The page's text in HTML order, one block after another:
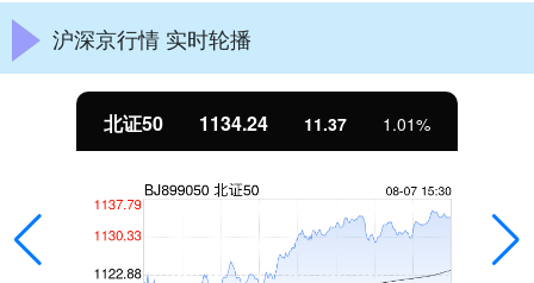
沪深京行情 实时轮播
北证50 1134.24 11.37 1.01%